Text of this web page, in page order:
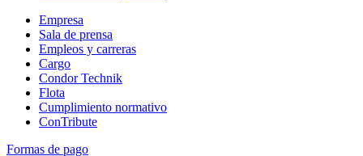
Empresa
Sala de prensa
Empleos y carreras
Cargo
Condor Technik
Flota
Cumplimiento normativo
ConTribute
Formas de pago